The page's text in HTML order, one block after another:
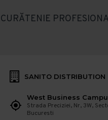
SANITO DISTRIBUTION
West Business
Strada Preciziei, Nr, 3W,
Bucuresti